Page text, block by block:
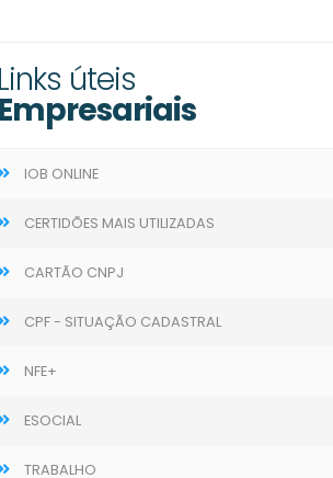
Links úteis
Empresariais
IOB ONLINE
CERTIDÕES MAIS UTILIZADAS
CARTÃO CNPJ
CPF - SITUAÇÃO CADASTRAL
NFE+
ESOCIAL
TRABALHO